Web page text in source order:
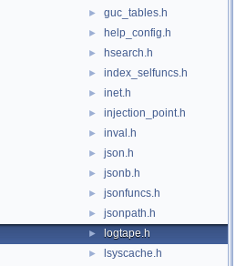
► guc_tables.h
► help_config.h
► hsearch.h
► index_selfuncs.h
► inet.h
► injection_point.h
► inval.h
► json.h
► jsonb.h
► jsonfuncs.h
► jsonpath.h
► logtape.h
► lsyscache.h